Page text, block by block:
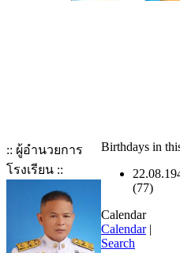
:: ผู้อำนวยการ
โรงเรียน ::
Birthdays in
(77)
Calendar
Calendar |
Search